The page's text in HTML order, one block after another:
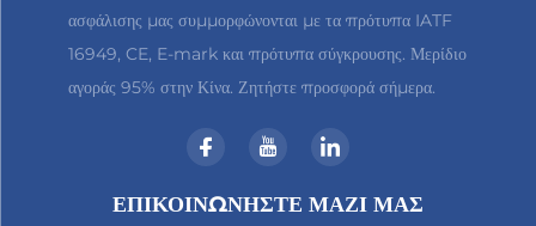
ασφάλισης μας συμμορφώνονται με τα πρότυπα IATF
16949, CE, E-mark και πρότυπα σύγκρουσης. Μερίδιο
αγοράς 95% στην Κίνα. Ζητήστε προσφορά σήμερα.
ΕΠΙΚΟΙΝΩΝΉΣΤΕ ΜΑΖΊ ΜΑΣ